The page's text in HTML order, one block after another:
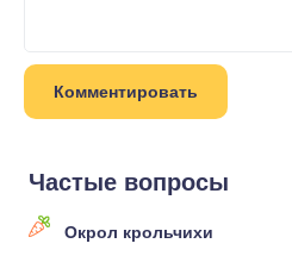
Частые вопросы
Окрол крольчихи